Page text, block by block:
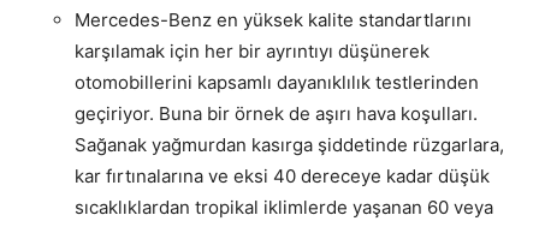
Mercedes-Benz en yüksek kalite standartlarını
karşılamak için her bir ayrıntıyı düşünerek
otomobillerini kapsamlı dayanıklılık testlerinden
geçiriyor. Buna bir örnek de aşırı hava koşulları.
Sağanak yağmurdan kasırga şiddetinde rüzgarlara,
kar fırtınalarına ve eksi 40 dereceye kadar düşük
sıcaklıklardan tropikal iklimlerde yaşanan 60 veya